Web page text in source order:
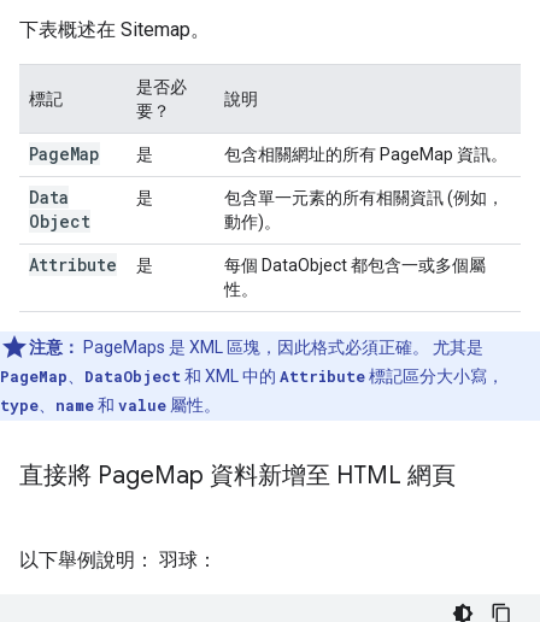
下表概述在 Sitemap。
標記
是否必
要？
說明
PageMap 是 包含相關網址的所有 PageMap 資訊。
Data
Object
是
包含單一元素的所有相關資訊 (例如，
動作)。
Attribute 是
每個 DataObject 都包含一或多個屬
性。
注意：
PageMaps 是 XML 區塊，因此格式必須正確。 尤其是
PageMap
DataObject 和 XML 中的 Attribute標記區分大小寫，
type
name和 value 屬性。
直接將 PageMap 資料新增至 HTML 網頁
以下舉例說明： 羽球：